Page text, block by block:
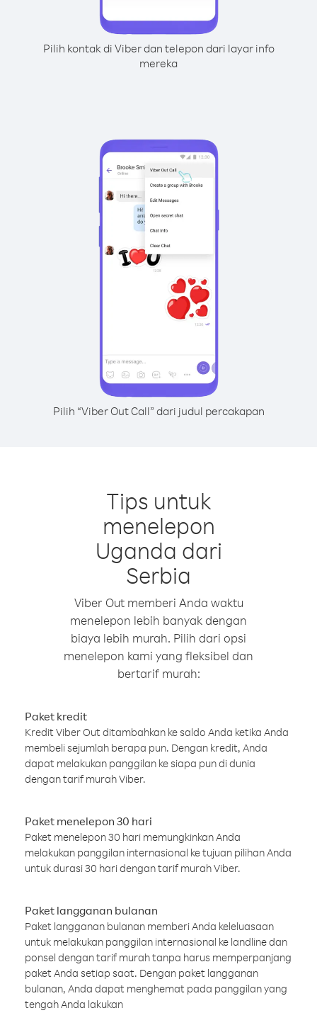
Pilih kontak di Viber dan telepon dari layar info
mereka
Pilih “Viber Out Call” dari judul percakapan
Tips untuk
menelepon
Uganda dari
Serbia
Viber Out memberi Anda waktu
menelepon lebih banyak dengan
biaya lebih murah. Pilih dari opsi
menelepon kami yang fleksibel dan
bertarif murah:
Paket kredit
Kredit Viber Out ditambahkan ke saldo Anda ketika Anda
membeli sejumlah berapa pun. Dengan kredit, Anda
dapat melakukan panggilan ke siapa pun di dunia
dengan tarif murah Viber.
Paket menelepon 30 hari
Paket menelepon 30 hari memungkinkan Anda
melakukan panggilan internasional ke tujuan pilihan Anda
untuk durasi 30 hari dengan tarif murah Viber.
Paket langganan bulanan
Paket langganan bulanan memberi Anda keleluasaan
untuk melakukan panggilan internasional ke landline dan
ponsel dengan tarif murah tanpa harus memperpanjang
paket Anda setiap saat. Dengan paket langganan
bulanan, Anda dapat menghemat pada panggilan yang
tengah Anda lakukan